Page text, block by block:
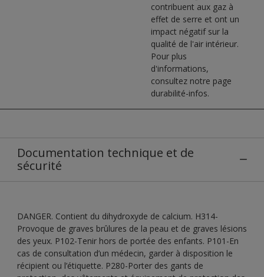
contribuent aux gaz à
effet de serre et ont un
impact négatif sur la
qualité de l'air intérieur.
Pour plus
d'informations,
consultez notre page
durabilité-infos.
Documentation technique et de
sécurité
DANGER. Contient du dihydroxyde de calcium. H314-
Provoque de graves brûlures de la peau et de graves lésions
des yeux. P102-Tenir hors de portée des enfants. P101-En
cas de consultation d’un médecin, garder à disposition le
récipient ou l’étiquette. P280-Porter des gants de